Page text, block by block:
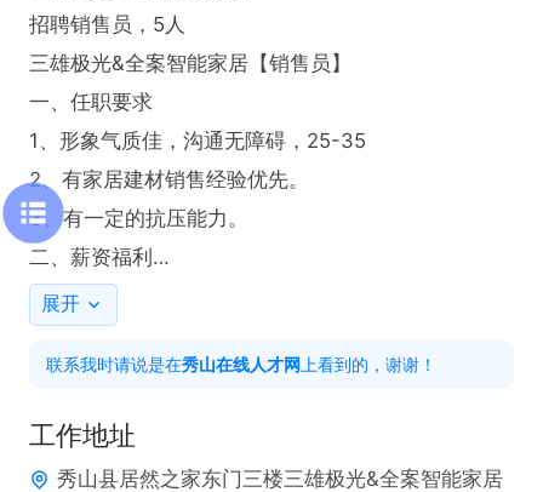
招聘销售员，5人
三雄极光&全案智能家居【销售员】
一、任职要求
1、形象气质佳，沟通无障碍，25-35
2、有家居建材销售经验优先。
3、有一定的抗压能力。
二、薪资福利
薪资：4500-8000元/月
奖金补贴：绩效奖金，年终奖
地点：居然之家三楼东门三雄极光
展开
联系我时请说是在秀山在线人才网 上看到的，谢谢！
工作地址
秀山县居然之家东门三楼三雄极光&全案智能家居